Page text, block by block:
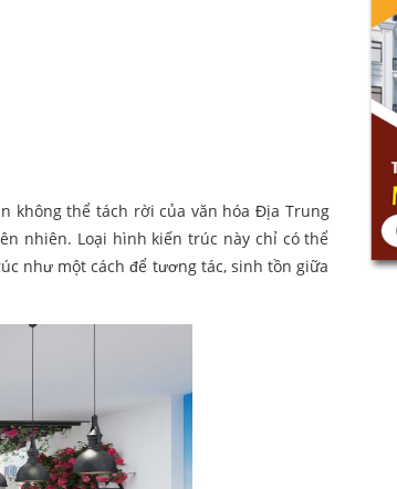
không thể tách rời của văn hóa Địa Trung
nhiên. Loại hình kiến trúc này chỉ có thể
như một cách để tương tác, sinh tồn giữa